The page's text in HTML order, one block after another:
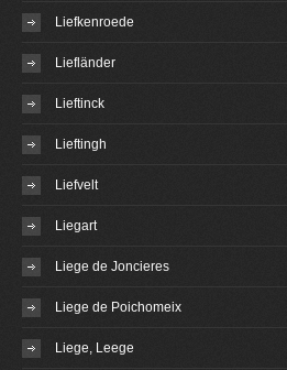
Liefkenroede
Liefländer
Lieftinck
Lieftingh
Liefvelt
Liegart
Liege de Joncieres
Liege de Poichomeix
Liege, Leege